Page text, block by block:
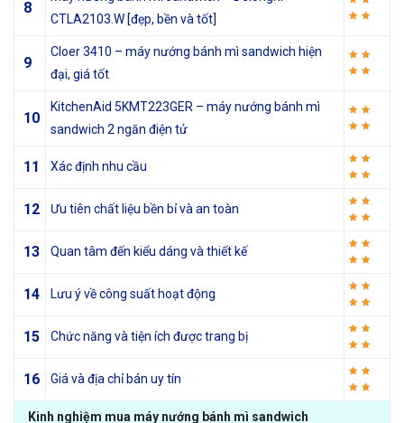
8
CTLA2103.W [đẹp, bền và tốt]
9
Cloer 3410 – máy nướng bánh mì sandwich hiện
đại, giá tốt
10
KitchenAid 5KMT223GER – máy nướng bánh mì
sandwich 2 ngăn điện tử
11 Xác định nhu cầu
12 Ưu tiên chất liệu bền bỉ và an toàn
13 Quan tâm đến kiểu dáng và thiết kế
14 Lưu ý về công suất hoạt động
15 Chức năng và tiện ích được trang bị
16 Giá và địa chỉ bán uy tín
Kinh nghiệm mua máy nướng bánh mì sandwich